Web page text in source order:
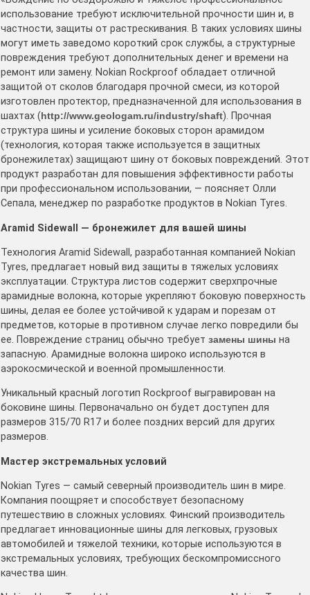
использование требуют исключительной прочности шин и, в
частности, защиты от растрескивания. В таких условиях шины
могут иметь заведомо короткий срок службы, а структурные
повреждения требуют дополнительных денег и времени на
ремонт или замену. Nokian Rockproof обладает отличной
защитой от сколов благодаря прочной смеси, из которой
изготовлен протектор, предназначенной для использования в
шахтах (http://www.geologam.ru/industry/shaft). Прочная
структура шины и усиление боковых сторон арамидом
(технология, которая также используется в защитных
бронежилетах) защищают шину от боковых повреждений. Этот
продукт разработан для повышения эффективности работы
при профессиональном использовании, — поясняет Олли
Сепала, менеджер по разработке продуктов в Nokian Tyres.
Aramid Sidewall — бронежилет для вашей шины
Технология Aramid Sidewall, разработанная компанией Nokian
Tyres, предлагает новый вид защиты в тяжелых условиях
эксплуатации. Структура листов содержит сверхпрочные
арамидные волокна, которые укрепляют боковую поверхность
шины, делая ее более устойчивой к ударам и порезам от
предметов, которые в противном случае легко повредили бы
ее. Повреждение страниц обычно требует замены шины на
запасную. Арамидные волокна широко используются в
аэрокосмической и военной промышленности.
Уникальный красный логотип Rockproof выгравирован на
боковине шины. Первоначально он будет доступен для
размеров 315/70 R17 и более поздних версий для других
размеров.
Мастер экстремальных условий
Nokian Tyres — самый северный производитель шин в мире.
Компания поощряет и способствует безопасному
путешествию в сложных условиях. Финский производитель
предлагает инновационные шины для легковых, грузовых
автомобилей и тяжелой техники, которые используются в
экстремальных условиях, требующих бескомпромиссного
качества шин.